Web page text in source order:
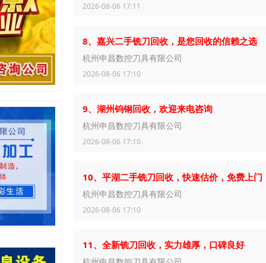
2026-08-06 17:11
8、嘉兴二手铣刀回收，是您回收的信赖之选
杭州申昌数控刀具有限公司
2026-08-06 17:10
9、湖州钨钢回收，欢迎来电咨询
杭州申昌数控刀具有限公司
2026-08-06 17:10
10、平湖二手铣刀回收，快速估价，免费上门
杭州申昌数控刀具有限公司
2026-08-06 17:10
11、全新铣刀回收，实力雄厚，口碑良好